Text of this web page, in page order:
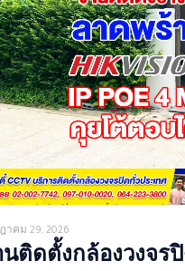
าคม 29, 2026
นติดตั้งกล้องวงจร